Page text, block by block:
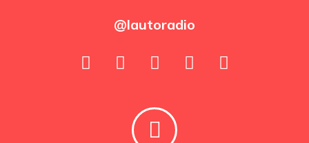
@lautoradio